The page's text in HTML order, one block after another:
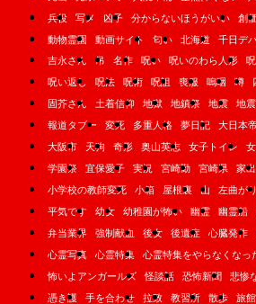
兵役
写メ 凶子 分からないほうがいい 創価
動物霊園
動画サイト 匂い 北海道 千日デ
吉永さん
吊 名作 呪い 呪いのわら人形
呪い返し
呪法 呪術 呪詛 喪服 嗚咽 噂
固芥さん
土着信仰 地獄 地鎮祭 地震 地
報道タブー
変死 多重人格 夢日記 大日本
大阪市
天狗 奇形 奥山英志 女子トイレ
学園祭
宜保愛子 実況 宮崎勤 宮崎県 家出
小学校の教師変死
小箱 屋根裏 山 左曲がり
平気です
幼女 幼稚園が怖い 幽霊 幽霊船
弁当業界
強制献血 後女 後遺症 心臓発作
心霊写真
心霊特集 心霊特集をやらなくなっ
怖いよアンガールズ
怪談話 恐怖新聞 悲惨
憑き護
手を合わせ 拉致 教習所 散歩 旅